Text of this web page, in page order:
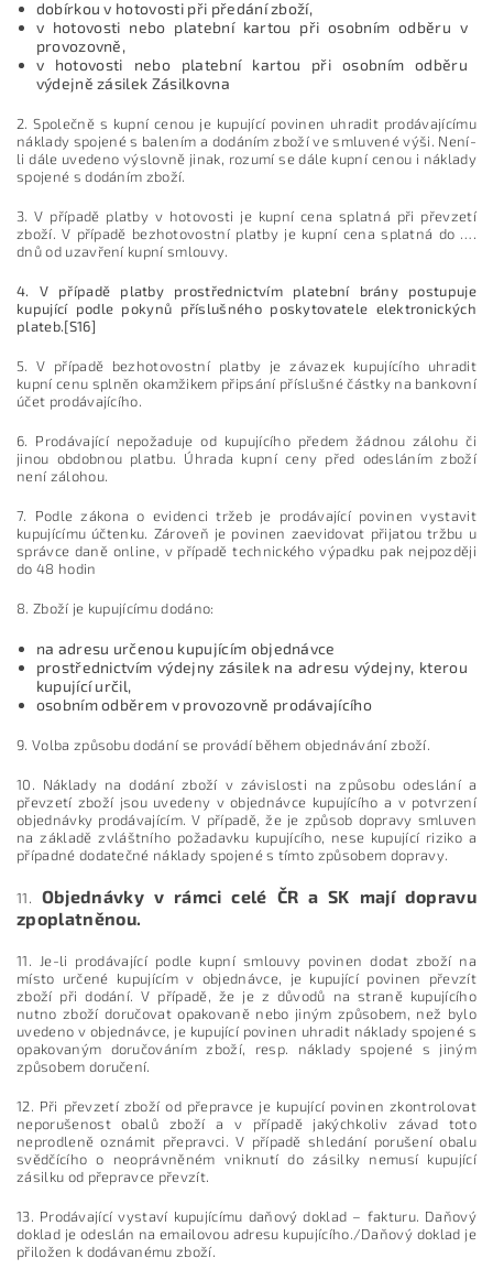
dobírkou v hotovosti při předání zboží,
v hotovosti nebo platební kartou při osobním odběru v
provozovně,
v hotovosti nebo platební kartou při osobním odběru
výdejně zásilek Zásilkovna
2. Společně s kupní cenou je kupující povinen uhradit prodávajícímu
náklady spojené s balením a dodáním zboží ve smluvené výši. Není-
li dále uvedeno výslovně jinak, rozumí se dále kupní cenou i náklady
spojené s dodáním zboží.
3. V případě platby v hotovosti je kupní cena splatná při převzetí
zboží. V případě bezhotovostní platby je kupní cena splatná do ….
dnů od uzavření kupní smlouvy.
4. V případě platby prostřednictvím platební brány postupuje
kupující podle pokynů příslušného poskytovatele elektronických
plateb.[S16]
5. V případě bezhotovostní platby je závazek kupujícího uhradit
kupní cenu splněn okamžikem připsání příslušné částky na bankovní
účet prodávajícího.
6. Prodávající nepožaduje od kupujícího předem žádnou zálohu či
jinou obdobnou platbu. Úhrada kupní ceny před odesláním zboží
není zálohou.
7. Podle zákona o evidenci tržeb je prodávající povinen vystavit
kupujícímu účtenku. Zároveň je povinen zaevidovat přijatou tržbu u
správce daně online, v případě technického výpadku pak nejpozději
do 48 hodin
8. Zboží je kupujícímu dodáno:
na adresu určenou kupujícím objednávce
prostřednictvím výdejny zásilek na adresu výdejny, kterou
kupující určil,
osobním odběrem v provozovně prodávajícího
9. Volba způsobu dodání se provádí během objednávání zboží.
10. Náklady na dodání zboží v závislosti na způsobu odeslání a
převzetí zboží jsou uvedeny v objednávce kupujícího a v potvrzení
objednávky prodávajícím. V případě, že je způsob dopravy smluven
na základě zvláštního požadavku kupujícího, nese kupující riziko a
případné dodatečné náklady spojené s tímto způsobem dopravy.
11. Objednávky v rámci celé ČR a SK mají dopravu
zpoplatněnou.
11. Je-li prodávající podle kupní smlouvy povinen dodat zboží na
místo určené kupujícím v objednávce, je kupující povinen převzít
zboží při dodání. V případě, že je z důvodů na straně kupujícího
nutno zboží doručovat opakovaně nebo jiným způsobem, než bylo
uvedeno v objednávce, je kupující povinen uhradit náklady spojené s
opakovaným doručováním zboží, resp. náklady spojené s jiným
způsobem doručení.
12. Při převzetí zboží od přepravce je kupující povinen zkontrolovat
neporušenost obalů zboží a v případě jakýchkoliv závad toto
neprodleně oznámit přepravci. V případě shledání porušení obalu
svědčícího o neoprávněném vniknutí do zásilky nemusí kupující
zásilku od přepravce převzít.
13. Prodávající vystaví kupujícímu daňový doklad – fakturu. Daňový
doklad je odeslán na emailovou adresu kupujícího./Daňový doklad je
přiložen k dodávanému zboží.